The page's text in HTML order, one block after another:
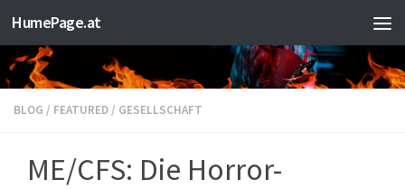
Zum Inhalt springen
HumePage.at
BLOG / FEATURED / GESELLSCHAFT
ME/CFS: Die Horror-